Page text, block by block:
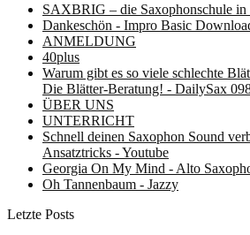
SAXBRIG – die Saxophonschule
Dankeschön - Impro Basic
ANMELDUNG
40plus
Warum gibt es so viele schlechte
Die Blätter-Beratung! - DailySax
ÜBER UNS
UNTERRICHT
Schnell deinen Saxophon Sound
Ansatztricks - Youtube
Georgia On My Mind - Alto
Oh Tannenbaum - Jazzy
Letzte Posts